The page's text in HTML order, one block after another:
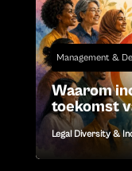
Management &
Waarom
toekomst
Legal Diversity &